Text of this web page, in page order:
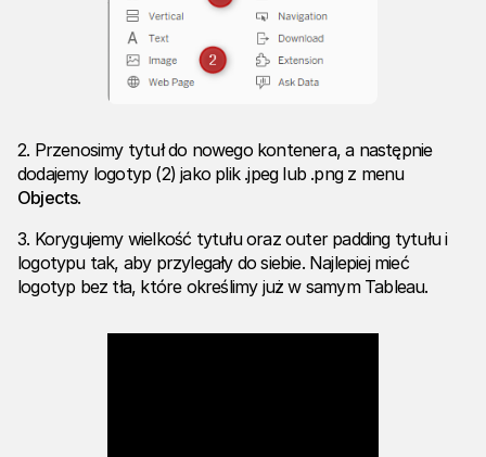
2. Przenosimy tytuł do nowego kontenera, a następnie
dodajemy logotyp (2) jako plik .jpeg lub .png z menu
Objects.
3. Korygujemy wielkość tytułu oraz outer padding tytułu i
logotypu tak, aby przylegały do siebie. Najlepiej mieć
logotyp bez tła, które określimy już w samym Tableau.